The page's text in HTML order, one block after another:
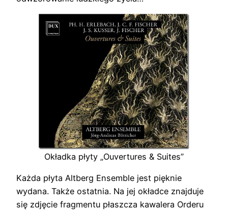
Okładka płyty „Ouvertures & Suites”
Każda płyta Altberg Ensemble jest pięknie
wydana. Także ostatnia. Na jej okładce znajduje
się zdjęcie fragmentu płaszcza kawalera Orderu